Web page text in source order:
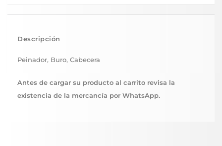
Descripción
Peinador, Buro, Cabecera
Antes de cargar su producto al carrito revisa la
existencia de la mercancía por WhatsApp.